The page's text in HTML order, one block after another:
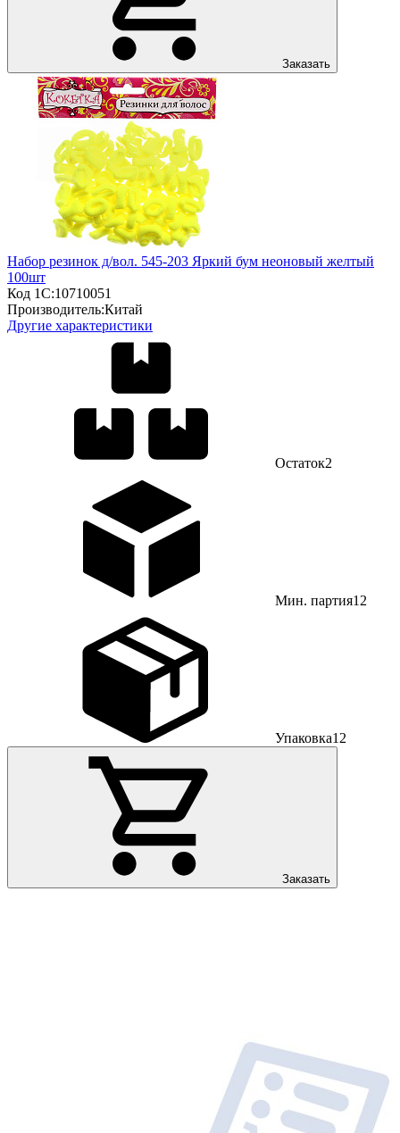
Заказать
Набор резинок д/вол. 545-203 Яркий бум неоновый желтый
100шт
Код 1С:10710051
Производитель:Китай
Другие характеристики
Остаток2
Мин. партия12
Упаковка12
Заказать